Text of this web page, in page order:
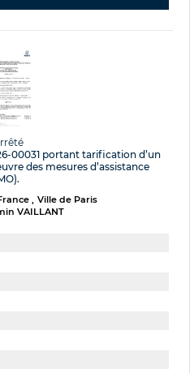
00031 portant tarification d’un
des mesures d’assistance
Ville de Paris
VAILLANT